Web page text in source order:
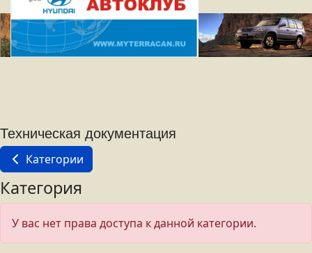
Техническая документация
Категории
Категория
У вас нет права доступа к данной категории.